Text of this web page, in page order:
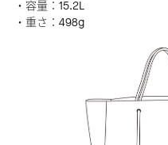
・容量：15.2L
・重さ：498g